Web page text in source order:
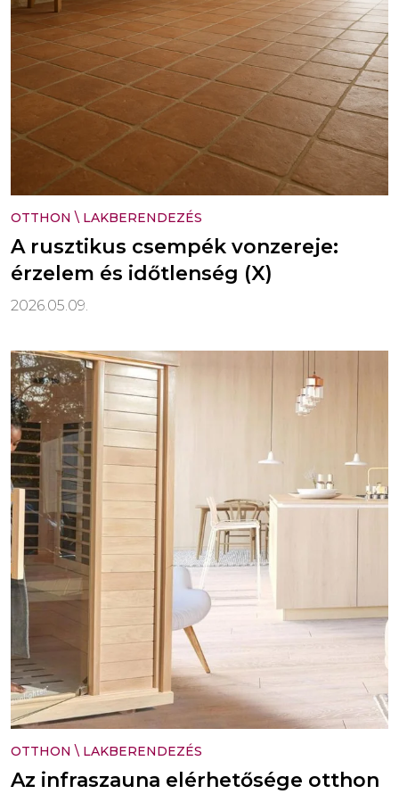
OTTHON \ LAKBERENDEZÉS
A rusztikus csempék vonzereje:
érzelem és időtlenség (X)
2026.05.09.
OTTHON \ LAKBERENDEZÉS
Az infraszauna elérhetősége otthon